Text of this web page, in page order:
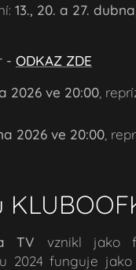
13., 20. a 27. dubna
- ODKAZ ZDE
2026 ve 20:00 ,
2026 ve 20:00 ,
TV vznikl jako
2024 funguje jako